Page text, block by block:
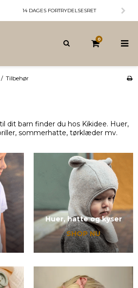
14 DAGES FORTRYDELSESRET
0
/ Tilbehør
dit barn finder du hos Kikidee. Huer,
sommerhatte, tørklæder mv.
Huer, hatte og kyser
SHOP NU